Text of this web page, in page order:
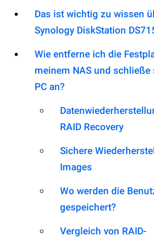
Das ist wichtig zu wissen
Synology DiskStation
Wie entferne ich die
meinem NAS und schließe
PC an?
RAID Recovery
Sichere
Images
Wo werden die
gespeichert?
Vergleich von RAID-